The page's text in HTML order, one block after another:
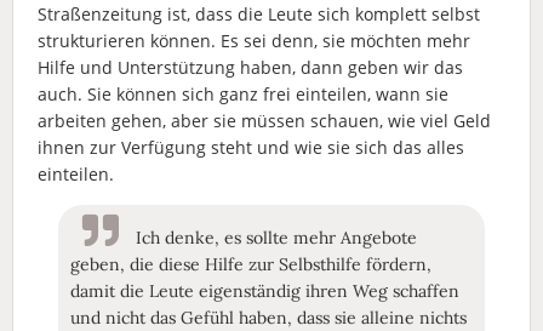
Straßenzeitung ist, dass die Leute sich komplett selbst
strukturieren können. Es sei denn, sie möchten mehr
Hilfe und Unterstützung haben, dann geben wir das
auch. Sie können sich ganz frei einteilen, wann sie
arbeiten gehen, aber sie müssen schauen, wie viel Geld
ihnen zur Verfügung steht und wie sie sich das alles
einteilen.
Ich denke, es sollte mehr Angebote
geben, die diese Hilfe zur Selbsthilfe fördern,
damit die Leute eigenständig ihren Weg schaffen
und nicht das Gefühl haben, dass sie alleine nichts